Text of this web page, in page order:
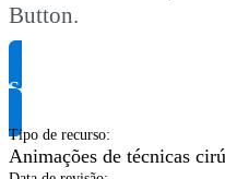
Button.
Solicite informação do
Tipo de recurso:
Animações de técnicas